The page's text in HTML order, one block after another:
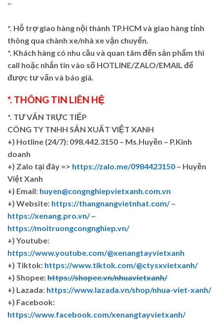
“`
*. Hỗ trợ giao hàng nội thành TP.HCM và giao hàng tỉnh
thông qua chành xe/nhà xe vận chuyển.
*. Khách hàng có nhu cầu và quan tâm đến sản phẩm thì
call hoặc nhắn tin vào số HOTLINE/ZALO/EMAIL để
được tư vấn và báo giá.
*. THÔNG TIN LIÊN HỆ
*. TƯ VẤN TRỰC TIẾP
CÔNG TY TNHH SẢN XUẤT VIỆT XANH
+) Hotline (24/7): 098.442.3150 – Ms.Huyền – P.Kinh
doanh
+) Zalo tại đây => https://zalo.me/0984423150 – Huyền
Việt Xanh
+) Email: huyen@congnghiepvietxanh.com.vn
+) Website: https://thangnangvietnhat.com/–
https://xenang.pro.vn/–
https://moitruongcongnghiep.vn/
+) Youtube:
https://www.youtube.com/@xenangtayvietxanh
+) Tiktok: https://www.tiktok.com/@ctysxvietxanh/
+) Shopee:https://shopee.vn/nhuavietxanh/
+) Lazada: https://www.lazada.vn/shop/nhua-viet-xanh/
+) Facebook:
https://www.facebook.com/xenangtayvietxanh/